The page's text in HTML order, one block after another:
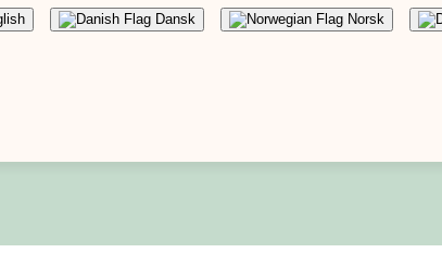
Dansk Norsk